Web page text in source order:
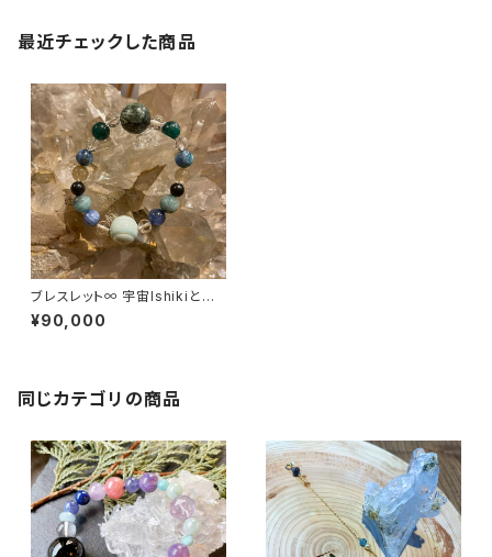
最近チェックした商品
ブレスレット∞ 宇宙Ishikiとバ
ランスと共に∞
¥90,000
同じカテゴリの商品